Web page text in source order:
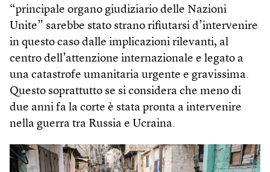
“principale organo giudiziario delle Nazioni
Unite” sarebbe stato strano rifiutarsi d’intervenire
in questo caso dalle implicazioni rilevanti, al
centro dell’attenzione internazionale e legato a
una catastrofe umanitaria urgente e gravissima.
Questo soprattutto se si considera che meno di
due anni fa la corte è stata pronta a intervenire
nella guerra tra Russia e Ucraina.